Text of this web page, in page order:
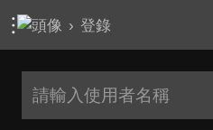
› 登錄